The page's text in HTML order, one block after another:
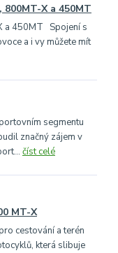
X a 450MT
a 450MT Spojení s
a i vy můžete mít
segmentu
značný zájem v
číst celé
MT-X
cestování a terén
která slibuje